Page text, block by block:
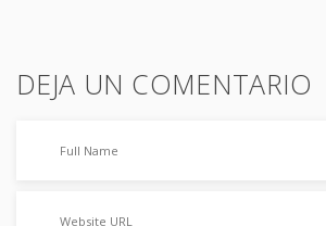
DEJA UN COMENTARIO